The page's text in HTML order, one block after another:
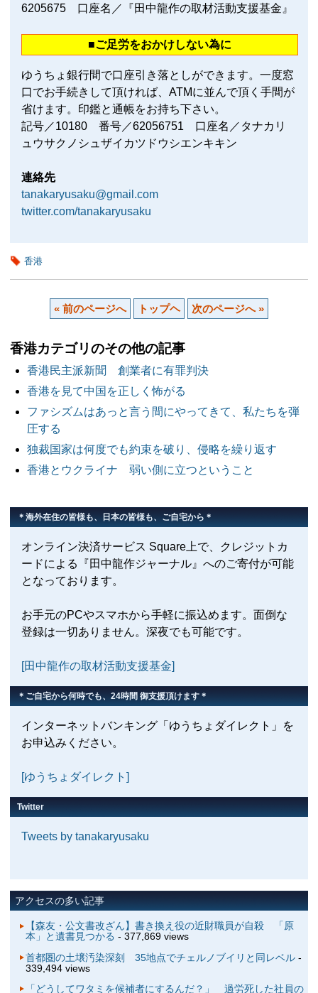
6205675 口座名／『田中龍作の取材活動支援基金』
■ご足労をおかけしない為に
ゆうちょ銀行間で口座引き落としができます。一度窓
口でお手続きして頂ければ、ATMに並んで頂く手間が
省けます。印鑑と通帳をお持ち下さい。
記号／10180 番号／62056751 口座名／タナカリ
ュウサクノシュザイカツドウシエンキキン
連絡先
tanakaryusaku@gmail.com
twitter.com/tanakaryusaku
香港
« 前のページへ トップヘ 次のページへ »
香港カテゴリのその他の記事
香港民主派新聞 創業者に有罪判決
香港を見て中国を正しく怖がる
ファシズムはあっと言う間にやってきて、私たちを弾
圧する
独裁国家は何度でも約束を破り、侵略を繰り返す
香港とウクライナ 弱い側に立つということ
＊海外在住の皆様も、日本の皆様も、ご自宅から＊
オンライン決済サービス Square上で、クレジットカ
ードによる『田中龍作ジャーナル』へのご寄付が可能
となっております。
お手元のPCやスマホから手軽に振込めます。面倒な
登録は一切ありません。深夜でも可能です。
[田中龍作の取材活動支援基金]
＊ご自宅から何時でも、24時間 御支援頂けます＊
インターネットバンキング「ゆうちょダイレクト」を
お申込みください。
[ゆうちょダイレクト]
Twitter
Tweets by tanakaryusaku
アクセスの多い記事
【森友・公文書改ざん】書き換え役の近財職員が自殺 「原
本」と遺書見つかる - 377,869 views
首都圏の土壌汚染深刻 35地点でチェルノブイリと同レベル-
339,494 views
「どうしてワタミを候補者にするんだ？」 過労死した社員の